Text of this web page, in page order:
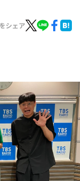
シェア